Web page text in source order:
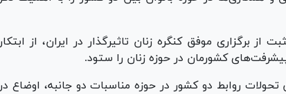
برگزاری موفق کنگره زنان تاثیرگذار در ایران، از ابتکار
کشورمان در حوزه زنان را ستود.
تحولات روابط دو کشور در حوزه مناسبات دو جانبه، اوضاع در